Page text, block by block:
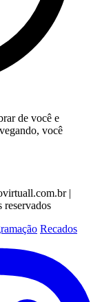
de você e
você
|
Recados